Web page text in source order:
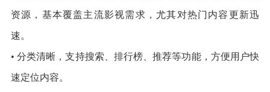
资源，基本覆盖主流影视需求，尤其对热门内容更新迅
速。
• 分类清晰，支持搜索、排行榜、推荐等功能，方便用户快
速定位内容。